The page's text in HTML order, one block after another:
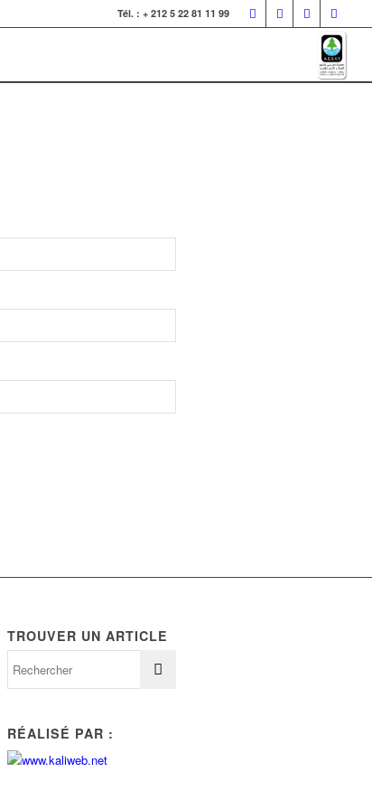
Tél. : + 212 5 22 81 11 99
TROUVER UN ARTICLE
RÉALISÉ PAR :